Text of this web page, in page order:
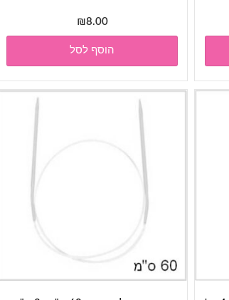
₪8.00
הוסף לסל